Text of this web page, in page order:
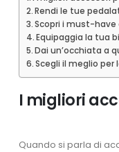
Rendi le tue
Scopri i must-have
Equipaggia la tua
Dai un’occhiata a
Scegli il meglio per
I migliori
Quando si parla di